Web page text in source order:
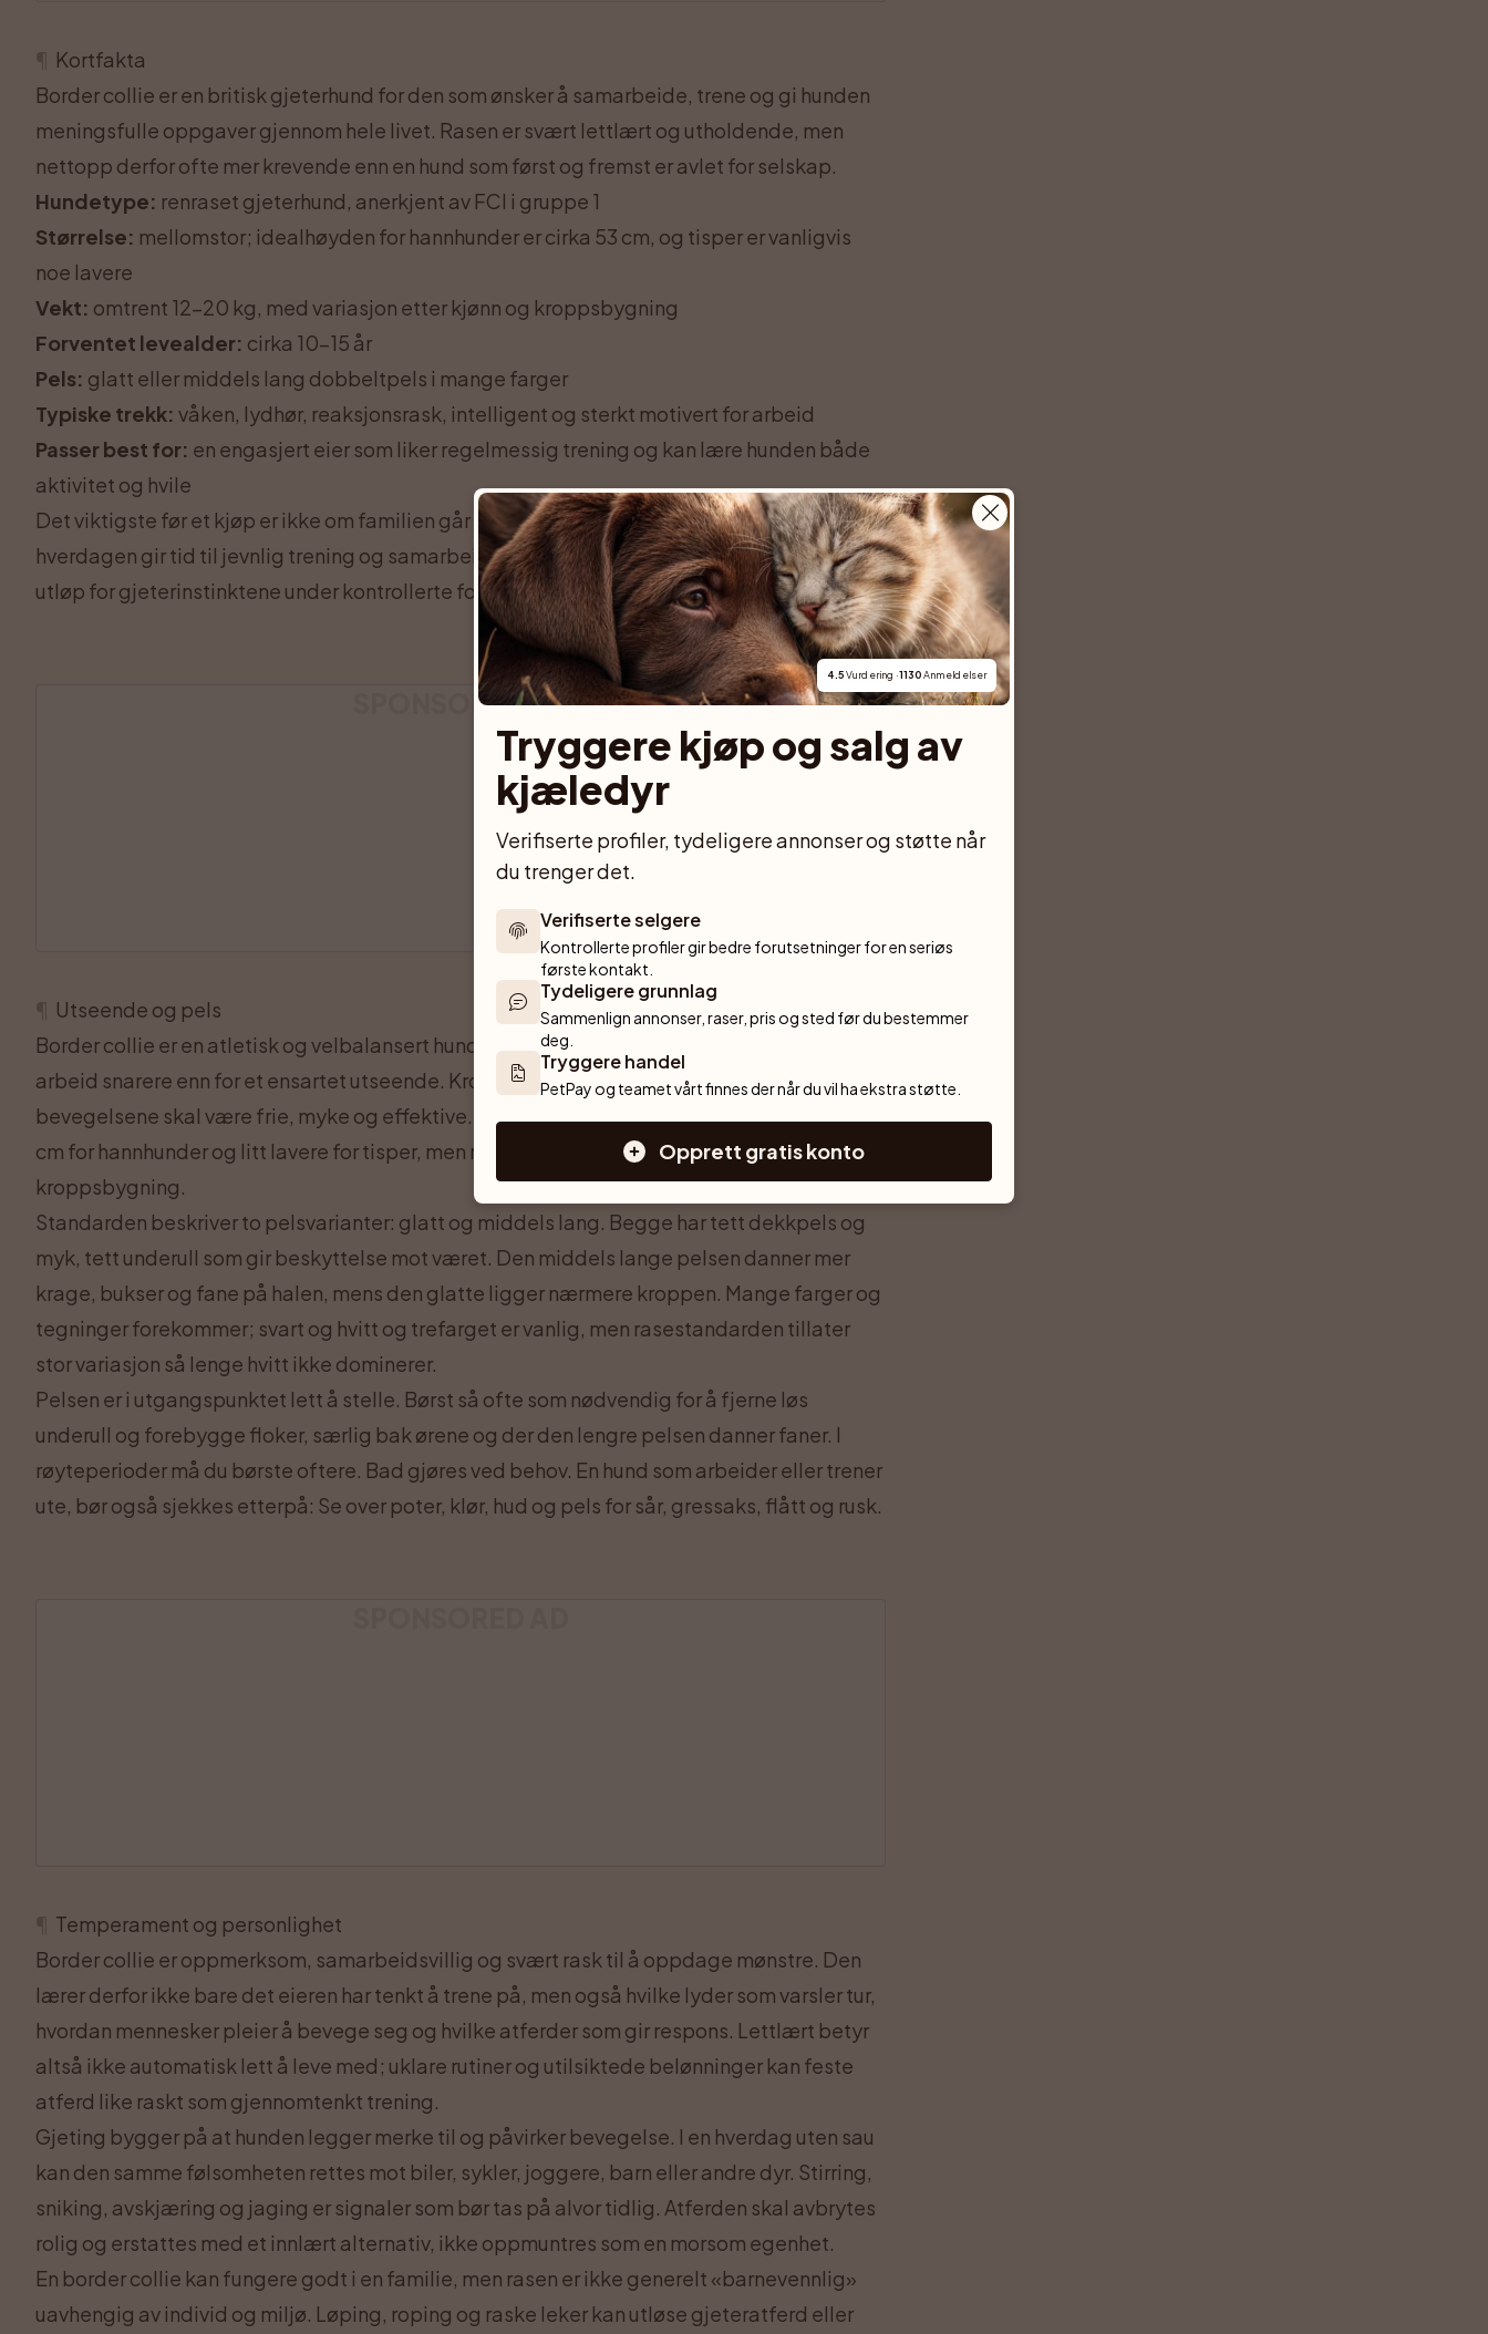
Kortfakta
Border collie er en britisk gjeterhund for den som ønsker å samarbeide, trene og gi hunden
meningsfulle oppgaver gjennom hele livet. Rasen er svært lettlært og utholdende, men
nettopp derfor ofte mer krevende enn en hund som først og fremst er avlet for selskap.
Hundetype: renraset gjeterhund, anerkjent av FCI i gruppe 1
Størrelse: mellomstor; idealhøyden for hannhunder er cirka 53 cm, og tisper er vanligvis
noe lavere
Vekt: omtrent 12–20 kg, med variasjon etter kjønn og kroppsbygning
Forventet levealder: cirka 10–15 år
Pels: glatt eller middels lang dobbeltpels i mange farger
Typiske trekk: våken, lydhør, reaksjonsrask, intelligent og sterkt motivert for arbeid
Passer best for: en engasjert eier som liker regelmessig trening og kan lære hunden både
aktivitet og hvile
Det viktigste før et kjøp er ikke om familien går tur et bestemt antall timer, men om
hverdagen gir tid til jevnlig trening og samarbeid. En border collie trenger å bruke hodet, få
utløp for gjeterinstinktene under kontrollerte forhold og samtidig lære å roe seg hjemme.
SPONSORED AD
Utseende og pels
Border collie er en atletisk og velbalansert hund, bygget for smidighet og utholdende
arbeid snarere enn for et ensartet utseende. Kroppen er litt lengre enn mankehøyden, og
bevegelsene skal være frie, myke og effektive. Rasestandarden angir en idealhøyde på 53
cm for hannhunder og litt lavere for tisper, men rasen varierer tydelig i både størrelse og
kroppsbygning.
Standarden beskriver to pelsvarianter: glatt og middels lang. Begge har tett dekkpels og
myk, tett underull som gir beskyttelse mot været. Den middels lange pelsen danner mer
krage, bukser og fane på halen, mens den glatte ligger nærmere kroppen. Mange farger og
tegninger forekommer; svart og hvitt og trefarget er vanlig, men rasestandarden tillater
stor variasjon så lenge hvitt ikke dominerer.
Pelsen er i utgangspunktet lett å stelle. Børst så ofte som nødvendig for å fjerne løs
underull og forebygge floker, særlig bak ørene og der den lengre pelsen danner faner. I
røyteperioder må du børste oftere. Bad gjøres ved behov. En hund som arbeider eller trener
ute, bør også sjekkes etterpå: Se over poter, klør, hud og pels for sår, gressaks, flått og rusk.
Temperament og personlighet
Border collie er oppmerksom, samarbeidsvillig og svært rask til å oppdage mønstre. Den
lærer derfor ikke bare det eieren har tenkt å trene på, men også hvilke lyder som varsler tur,
hvordan mennesker pleier å bevege seg og hvilke atferder som gir respons. Lettlært betyr
altså ikke automatisk lett å leve med; uklare rutiner og utilsiktede belønninger kan feste
atferd like raskt som gjennomtenkt trening.
Gjeting bygger på at hunden legger merke til og påvirker bevegelse. I en hverdag uten sau
kan den samme følsomheten rettes mot biler, sykler, joggere, barn eller andre dyr. Stirring,
sniking, avskjæring og jaging er signaler som bør tas på alvor tidlig. Atferden skal avbrytes
rolig og erstattes med et innlært alternativ, ikke oppmuntres som en morsom egenhet.
En border collie kan fungere godt i en familie, men rasen er ikke generelt «barnevennlig»
uavhengig av individ og miljø. Løping, roping og raske leker kan utløse gjeteratferd eller
4.5 Vurdering · 1130 Anmeldelser
Tryggere kjøp og salg av
kjæledyr
Verifiserte profiler, tydeligere annonser og støtte når
du trenger det.
Verifiserte selgere
Kontrollerte profiler gir bedre forutsetninger for en seriøs
første kontakt.
Tydeligere grunnlag
Sammenlign annonser, raser, pris og sted før du bestemmer
deg.
Tryggere handel
PetPay og teamet vårt finnes der når du vil ha ekstra støtte.
Opprett gratis konto